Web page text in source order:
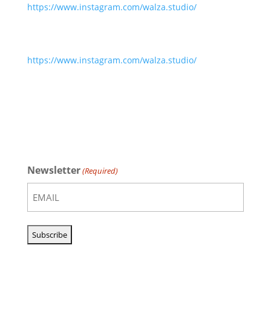
https://www.instagram.com/walza.studio/
https://www.instagram.com/walza.studio/
Newsletter(Required)